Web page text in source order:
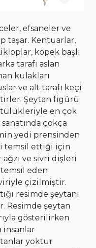
efsaneler ve
taşar. Kentuarlar,
köpek başlı
tarafı aslan
kulakları
ve alt tarafı keçi
Şeytan figürü
en çok
çokça
yedi prensinden
temsil ettiği için
ve sivri dişleri
eden
çizilmiştir.
resimde şeytanı
Resimde şeytan
gösterilirken
insanlar
yoktur